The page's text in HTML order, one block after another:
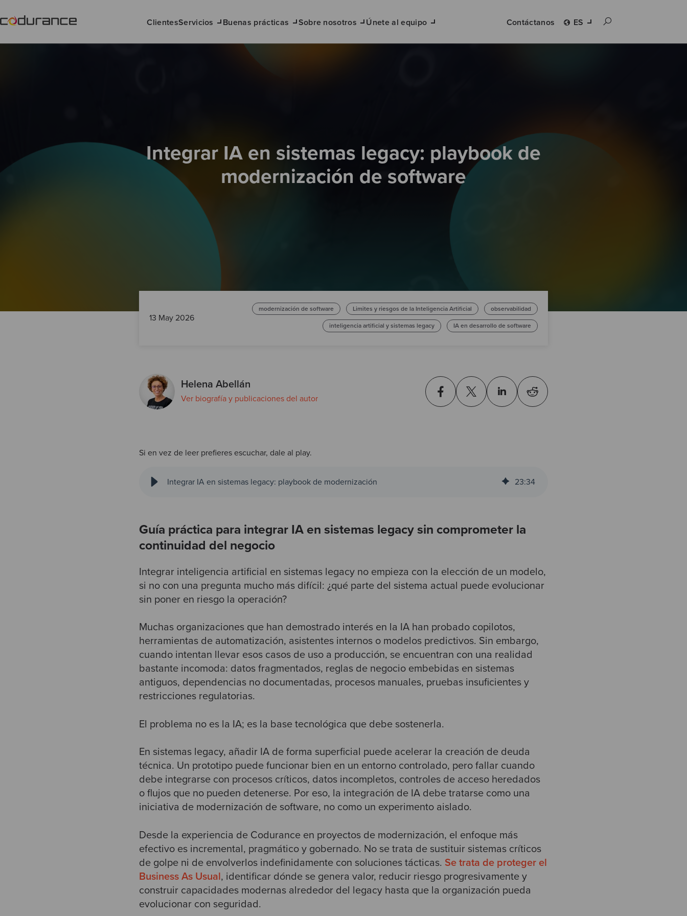
ClientesServicios Buenas prácticas Sobre nosotros Únete al equipo Contáctanos ES
Integrar IA en sistemas legacy: playbook de
modernización de software
13 May 2026
modernización de software Limites y riesgos de la Inteligencia Artificial observabilidad
inteligencia artificial y sistemas legacy IA en desarrollo de software
Helena Abellán
Ver biografía y publicaciones del autor
Si en vez de leer prefieres escuchar, dale al play.
Integrar IA en sistemas legacy: playbook de modernización 23:34
Guía práctica para integrar IA en sistemas legacy sin comprometer la
continuidad del negocio
Integrar inteligencia artificial en sistemas legacy no empieza con la elección de un modelo,
si no con una pregunta mucho más difícil: ¿qué parte del sistema actual puede evolucionar
sin poner en riesgo la operación?
Muchas organizaciones que han demostrado interés en la IA han probado copilotos,
herramientas de automatización, asistentes internos o modelos predictivos. Sin embargo,
cuando intentan llevar esos casos de uso a producción, se encuentran con una realidad
bastante incomoda: datos fragmentados, reglas de negocio embebidas en sistemas
antiguos, dependencias no documentadas, procesos manuales, pruebas insuficientes y
restricciones regulatorias.
El problema no es la IA; es la base tecnológica que debe sostenerla.
En sistemas legacy, añadir IA de forma superficial puede acelerar la creación de deuda
técnica. Un prototipo puede funcionar bien en un entorno controlado, pero fallar cuando
debe integrarse con procesos críticos, datos incompletos, controles de acceso heredados
o flujos que no pueden detenerse. Por eso, la integración de IA debe tratarse como una
iniciativa de modernización de software, no como un experimento aislado.
Desde la experiencia de Codurance en proyectos de modernización, el enfoque más
efectivo es incremental, pragmático y gobernado. No se trata de sustituir sistemas críticos
de golpe ni de envolverlos indefinidamente con soluciones tácticas. Se trata de proteger el
Business As Usual, identificar dónde se genera valor, reducir riesgo progresivamente y
construir capacidades modernas alrededor del legacy hasta que la organización pueda
evolucionar con seguridad.